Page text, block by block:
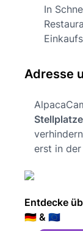
In
Adresse
erst in
Entdecke
🇩🇪 & 🇪🇺